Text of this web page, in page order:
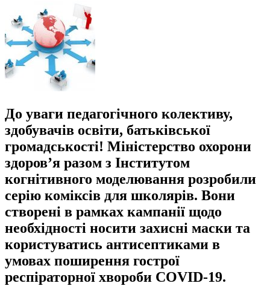
До уваги педагогічного колективу,
здобувачів освіти, батьківської
громадськості! Міністерство охорони
здоров’я разом з Інститутом
когнітивного моделювання розробили
серію коміксів для школярів. Вони
створені в рамках кампанії щодо
необхідності носити захисні маски та
користуватись антисептиками в
умовах поширення гострої
респіраторної хвороби COVID-19.